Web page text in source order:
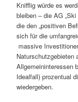
Knifflig würde es
bleiben – die AG
die den „positiven
sich für die
massive
Naturschutzgebieten
Allgemeininteressen
Idealfall) prozentual
wiedergeben.